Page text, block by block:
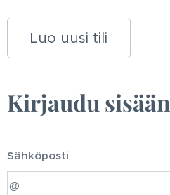
Luo uusi tili
Kirjaudu sisään
Sähköposti